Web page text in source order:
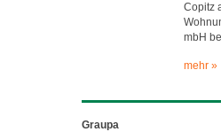
Copitz
mbH
mehr »
Graupa